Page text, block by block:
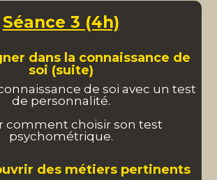
Séance 3 (4h)
dans la connaissance de
soi (suite)
de soi avec un test
de personnalité.
comment choisir son test
psychométrique.
des métiers pertinents